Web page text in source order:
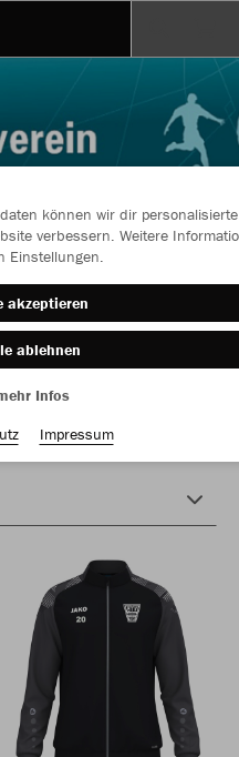
im Teamshop
Aachen
können wir dir personalisierte
verbessern. Weitere
Einstellungen.
akzeptieren
ablehnen
Infos
Impressum